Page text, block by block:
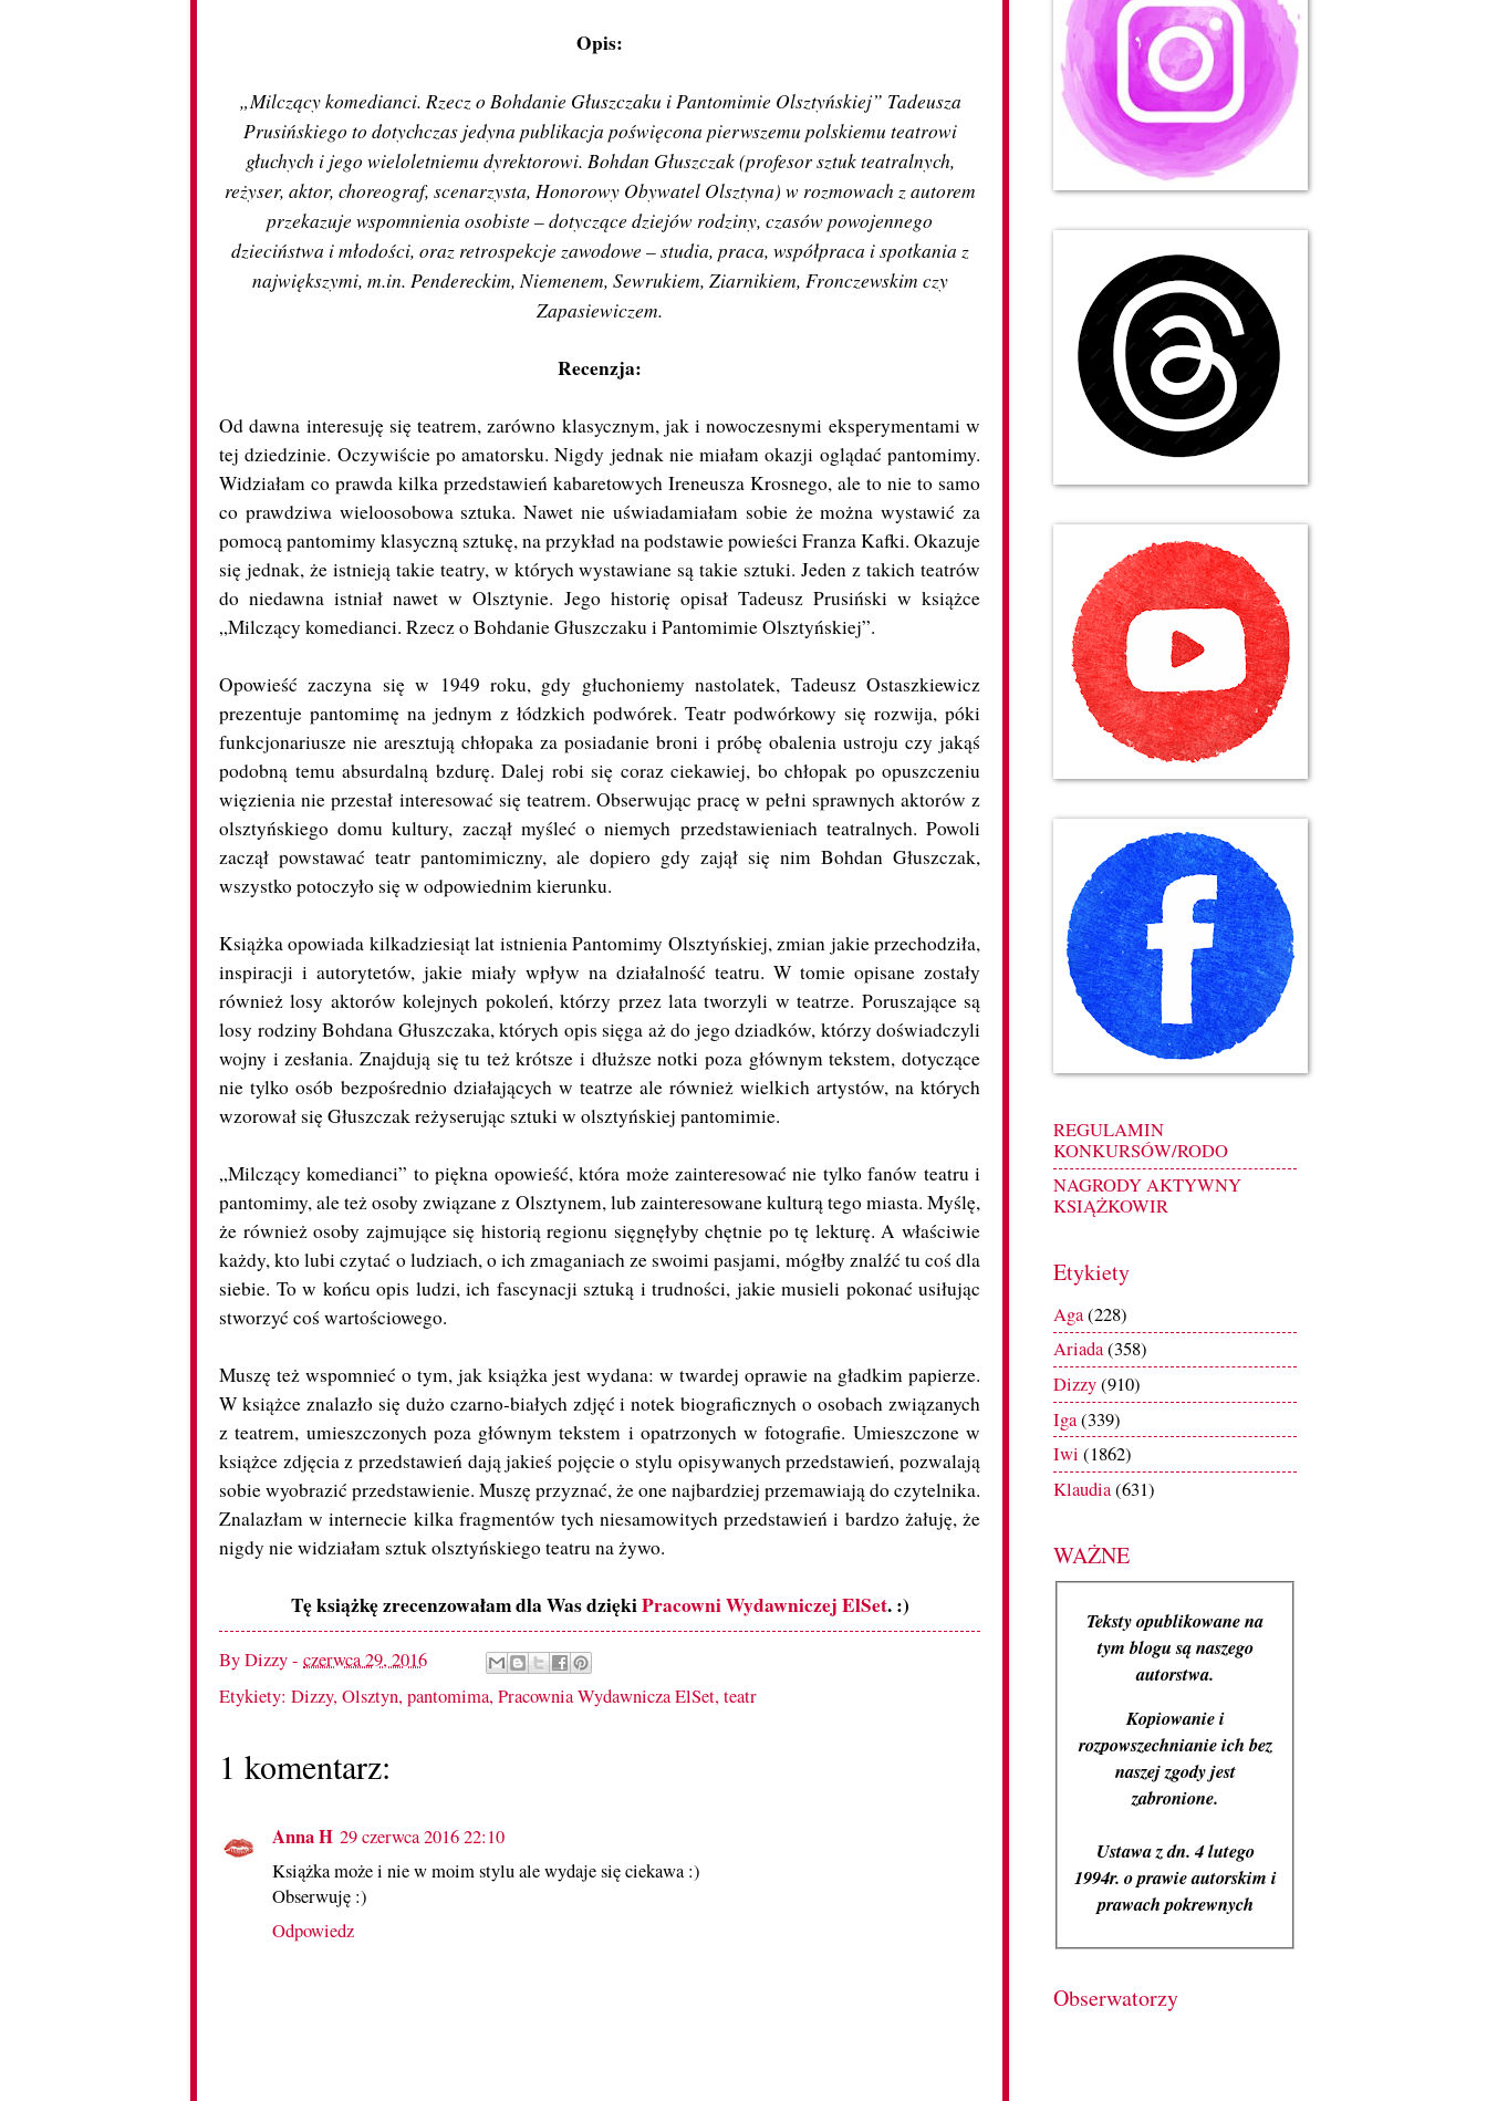
Opis:
„Milczący komedianci. Rzecz o Bohdanie Głuszczaku i Pantomimie Olsztyńskiej” Tadeusza
Prusińskiego to dotychczas jedyna publikacja poświęcona pierwszemu polskiemu teatrowi
głuchych i jego wieloletniemu dyrektorowi. Bohdan Głuszczak (profesor sztuk teatralnych,
reżyser, aktor, choreograf, scenarzysta, Honorowy Obywatel Olsztyna) w rozmowach z autorem
przekazuje wspomnienia osobiste – dotyczące dziejów rodziny, czasów powojennego
dzieciństwa i młodości, oraz retrospekcje zawodowe – studia, praca, współpraca i spotkania z
największymi, m.in. Pendereckim, Niemenem, Sewrukiem, Ziarnikiem, Fronczewskim czy
Zapasiewiczem.
Recenzja:
Od dawna interesuję się teatrem, zarówno klasycznym, jak i nowoczesnymi eksperymentami w
tej dziedzinie. Oczywiście po amatorsku. Nigdy jednak nie miałam okazji oglądać pantomimy.
Widziałam co prawda kilka przedstawień kabaretowych Ireneusza Krosnego, ale to nie to samo
co prawdziwa wieloosobowa sztuka. Nawet nie uświadamiałam sobie że można wystawić za
pomocą pantomimy klasyczną sztukę, na przykład na podstawie powieści Franza Kafki. Okazuje
się jednak, że istnieją takie teatry, w których wystawiane są takie sztuki. Jeden z takich teatrów
do niedawna istniał nawet w Olsztynie. Jego historię opisał Tadeusz Prusiński w książce
„Milczący komedianci. Rzecz o Bohdanie Głuszczaku i Pantomimie Olsztyńskiej”.
Opowieść zaczyna się w 1949 roku, gdy głuchoniemy nastolatek, Tadeusz Ostaszkiewicz
prezentuje pantomimę na jednym z łódzkich podwórek. Teatr podwórkowy się rozwija, póki
funkcjonariusze nie aresztują chłopaka za posiadanie broni i próbę obalenia ustroju czy jakąś
podobną temu absurdalną bzdurę. Dalej robi się coraz ciekawiej, bo chłopak po opuszczeniu
więzienia nie przestał interesować się teatrem. Obserwując pracę w pełni sprawnych aktorów z
olsztyńskiego domu kultury, zaczął myśleć o niemych przedstawieniach teatralnych. Powoli
zaczął powstawać teatr pantomimiczny, ale dopiero gdy zajął się nim Bohdan Głuszczak,
wszystko potoczyło się w odpowiednim kierunku.
Książka opowiada kilkadziesiąt lat istnienia Pantomimy Olsztyńskiej, zmian jakie przechodziła,
inspiracji i autorytetów, jakie miały wpływ na działalność teatru. W tomie opisane zostały
również losy aktorów kolejnych pokoleń, którzy przez lata tworzyli w teatrze. Poruszające są
losy rodziny Bohdana Głuszczaka, których opis sięga aż do jego dziadków, którzy doświadczyli
wojny i zesłania. Znajdują się tu też krótsze i dłuższe notki poza głównym tekstem, dotyczące
nie tylko osób bezpośrednio działających w teatrze ale również wielkich artystów, na których
wzorował się Głuszczak reżyserując sztuki w olsztyńskiej pantomimie.
„Milczący komedianci” to piękna opowieść, która może zainteresować nie tylko fanów teatru i
pantomimy, ale też osoby związane z Olsztynem, lub zainteresowane kulturą tego miasta. Myślę,
że również osoby zajmujące się historią regionu sięgnęłyby chętnie po tę lekturę. A właściwie
każdy, kto lubi czytać o ludziach, o ich zmaganiach ze swoimi pasjami, mógłby znalźć tu coś dla
siebie. To w końcu opis ludzi, ich fascynacji sztuką i trudności, jakie musieli pokonać usiłując
stworzyć coś wartościowego.
Muszę też wspomnieć o tym, jak książka jest wydana: w twardej oprawie na gładkim papierze.
W książce znalazło się dużo czarno-białych zdjęć i notek biograficznych o osobach związanych
z teatrem, umieszczonych poza głównym tekstem i opatrzonych w fotografie. Umieszczone w
książce zdjęcia z przedstawień dają jakieś pojęcie o stylu opisywanych przedstawień, pozwalają
sobie wyobrazić przedstawienie. Muszę przyznać, że one najbardziej przemawiają do czytelnika.
Znalazłam w internecie kilka fragmentów tych niesamowitych przedstawień i bardzo żałuję, że
nigdy nie widziałam sztuk olsztyńskiego teatru na żywo.
Tę książkę zrecenzowałam dla Was dziękiPracowni Wydawniczej ElSet. :)
ByDizzy- czerwca 29, 2016
Etykiety: Dizzy,Olsztyn,pantomima,Pracownia Wydawnicza ElSet,teatr
1 komentarz:
Anna H 29 czerwca 2016 22:10
Książka może i nie w moim stylu ale wydaje się ciekawa :)
Obserwuję :)
Odpowiedz
REGULAMIN
KONKURSÓW/RODO
NAGRODY AKTYWNY
KSIĄŻKOWIR
Etykiety
Aga(228)
Ariada(358)
Dizzy(910)
Iga(339)
Iwi (1862)
Klaudia(631)
WAŻNE
Teksty opublikowane na
tym blogu są naszego
autorstwa.
Kopiowanie i
rozpowszechnianie ich bez
naszej zgody jest
zabronione.
Ustawa z dn. 4 lutego
1994r. o prawie autorskim i
prawach pokrewnych
Obserwatorzy